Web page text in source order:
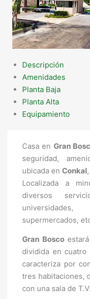
Descripción
Amenidades
Planta Baja
Planta Alta
Equipamiento
Casa en Gran
seguridad,
ubicada enConkal
Localizada a
diversos
supermercados,
Gran Boscoestará
dividida en cuatro
caracteriza por
tres habitaciones,
con una sala de T.V.